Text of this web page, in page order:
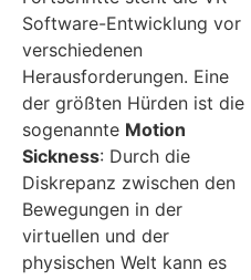
Software-Entwicklung vor
verschiedenen
Herausforderungen. Eine
der größten Hürden ist die
sogenannte Motion
Sickness: Durch die
Diskrepanz zwischen den
Bewegungen in der
virtuellen und der
physischen Welt kann es